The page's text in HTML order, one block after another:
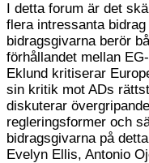
I detta forum är det
flera intressanta
bidragsgivarna berör
förhållandet mellan
Eklund kritiserar
sin kritik mot ADs
diskuterar
regleringsformer och
bidragsgivarna på
Evelyn Ellis, Antonio